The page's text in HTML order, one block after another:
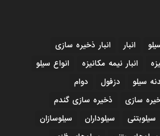
انبار
انبار ذخیره سازی
انبار نیمه مکانیزه
انواع سیلو
سیلو دزفول
دوام
سازی
ذخیره سازی گندم
سیلوبتنی سیلوداران
سیلوسازان